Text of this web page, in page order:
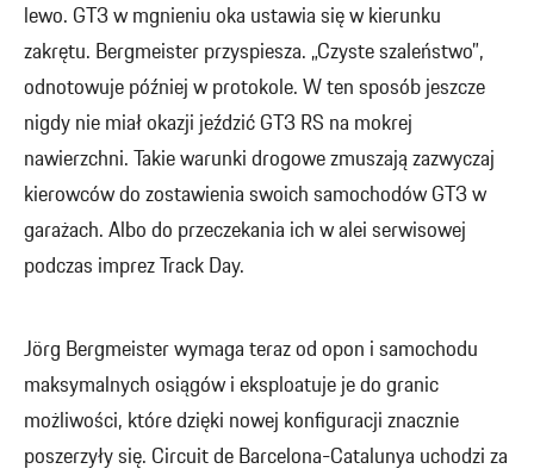
lewo. GT3 w mgnieniu oka ustawia się w kierunku
zakrętu. Bergmeister przyspiesza. „Czyste szaleństwo”,
odnotowuje później w protokole. W ten sposób jeszcze
nigdy nie miał okazji jeździć GT3 RS na mokrej
nawierzchni. Takie warunki drogowe zmuszają zazwyczaj
kierowców do zostawienia swoich samochodów GT3 w
garażach. Albo do przeczekania ich w alei serwisowej
podczas imprez Track Day.
Jörg Bergmeister wymaga teraz od opon i samochodu
maksymalnych osiągów i eksploatuje je do granic
możliwości, które dzięki nowej konfiguracji znacznie
poszerzyły się. Circuit de Barcelona-Catalunya uchodzi za